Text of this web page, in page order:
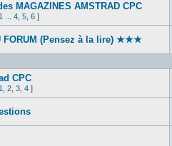
MAGAZINES AMSTRAD CPC
1 4 5 6 ]
(Pensez à la lire) ★★★
CPC
1 2 3 4 ]